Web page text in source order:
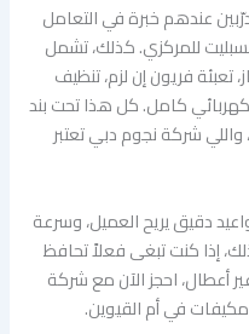
عندهم خبرة في التعامل
للمركزي. كذلك، تشمل
فريون إن لزم، تنظيف
كهربائي كامل. كل هذا تحت بند
شركة نجوم دبي تعتبر
دقيق يريح العميل، وسرعة
إذا كنت تبغى فعلاً تحافظ
احجز الآن مع شركة
في أم القيوين.